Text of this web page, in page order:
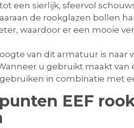
een sierlijk, sfeervol
de rookglazen bollen
waardoor er een mooie
van dit armatuur is naar
u gebruikt maakt
in combinatie met
EEF